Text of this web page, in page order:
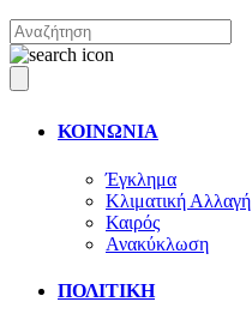
ΚΟΙΝΩΝΙΑ
Έγκλημα
Κλιματική Αλλαγή
Καιρός
Ανακύκλωση
ΠΟΛΙΤΙΚΗ